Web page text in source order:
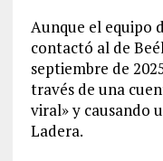
Aunque el equipo
contactó al de
septiembre de
través de una
viral» y causando
Ladera.